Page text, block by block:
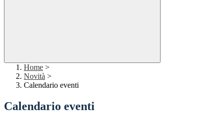
Home >
Novità >
Calendario eventi
Calendario eventi